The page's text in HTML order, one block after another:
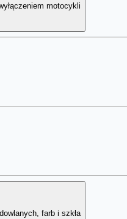
motocykli
farb i szkła